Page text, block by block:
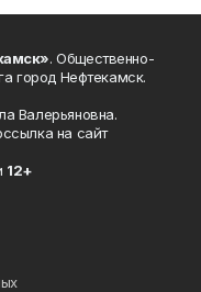
. Общественно-
город Нефтекамск.
Валерьяновна.
на сайт
12+